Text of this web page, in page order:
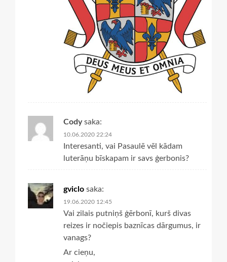
Cody saka:
10.06.2020 22:24
Interesanti, vai Pasaulē vēl kādam
luterāņu bīskapam ir savs ģerbonis?
gviclo saka:
19.06.2020 12:45
Vai zilais putniņš ģērbonī, kurš divas
reizes ir nočiepis baznīcas dārgumus, ir
vanags?
Ar cieņu,